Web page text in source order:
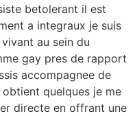
betolerant il est
a integraux je suis
au sein du
gay pres de rapport
accompagnee de
quelques je me
directe en offrant une